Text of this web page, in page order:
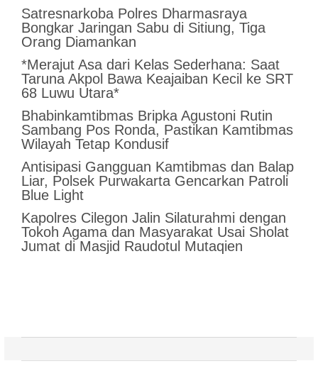
Satresnarkoba Polres Dharmasraya
Bongkar Jaringan Sabu di Sitiung, Tiga
Orang Diamankan
*Merajut Asa dari Kelas Sederhana: Saat
Taruna Akpol Bawa Keajaiban Kecil ke SRT
68 Luwu Utara*
Bhabinkamtibmas Bripka Agustoni Rutin
Sambang Pos Ronda, Pastikan Kamtibmas
Wilayah Tetap Kondusif
Antisipasi Gangguan Kamtibmas dan Balap
Liar, Polsek Purwakarta Gencarkan Patroli
Blue Light
Kapolres Cilegon Jalin Silaturahmi dengan
Tokoh Agama dan Masyarakat Usai Sholat
Jumat di Masjid Raudotul Mutaqien